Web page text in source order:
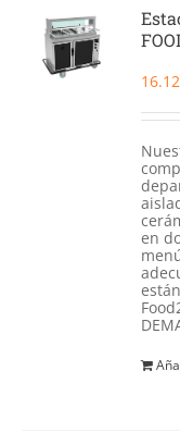
Food Service y
en